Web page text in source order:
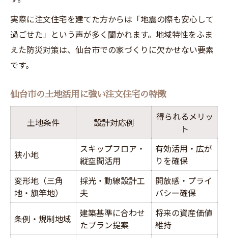
実際に注文住宅を建てた方からは「地震の際も安心して
過ごせた」という声が多く聞かれます。地域特性をふま
えた防災対策は、仙台市での家づくりに欠かせない要素
です。
仙台市の土地活用に強い注文住宅の特徴
土地条件 設計対応例
得られるメリッ
ト
狭小地
スキップフロア・
縦空間活用
有効活用・広が
りを確保
変形地（三角
地・旗竿地）
採光・動線設計工
夫
開放感・プライ
バシー確保
条例・規制地域
建築基準に合わせ
たプラン提案
将来の資産価値
維持